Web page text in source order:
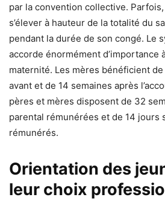
par la convention collective.
s’élever à hauteur de la totalité du
pendant la durée de son congé. Le
accorde énormément d’importance
maternité. Les mères bénéficient
avant et de 14 semaines après
pères et mères disposent de 32
parental rémunérées et de 14 jours
rémunérés.
Orientation des
leur choix